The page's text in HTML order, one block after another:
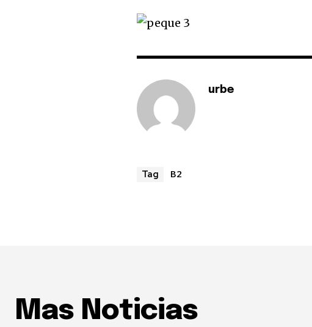
urbe
Tag B2
Mas Noticias